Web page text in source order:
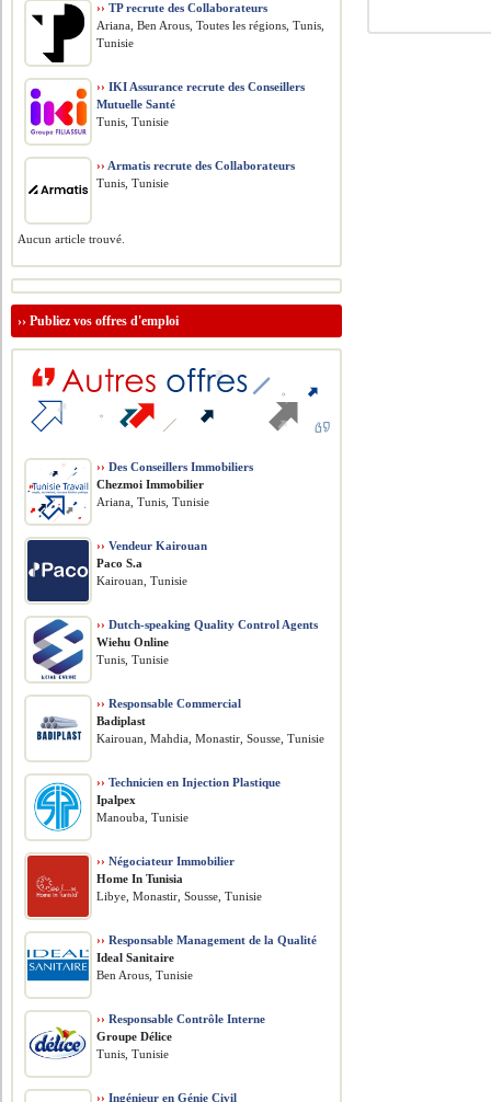
›› TP recrute des Collaborateurs
Ariana, Ben Arous, Toutes les régions, Tunis,
Tunisie
›› IKI Assurance recrute des Conseillers
Mutuelle Santé
Tunis, Tunisie
›› Armatis recrute des Collaborateurs
Tunis, Tunisie
Aucun article trouvé.
››Publiez vos offres d'emploi
›› Des Conseillers Immobiliers
Chezmoi Immobilier
Ariana, Tunis, Tunisie
›› Vendeur Kairouan
Paco S.a
Kairouan, Tunisie
›› Dutch-speaking Quality Control Agents
Wiehu Online
Tunis, Tunisie
›› Responsable Commercial
Badiplast
Kairouan, Mahdia, Monastir, Sousse, Tunisie
›› Technicien en Injection Plastique
Ipalpex
Manouba, Tunisie
›› Négociateur Immobilier
Home In Tunisia
Libye, Monastir, Sousse, Tunisie
›› Responsable Management de la Qualité
Ideal Sanitaire
Ben Arous, Tunisie
›› Responsable Contrôle Interne
Groupe Délice
Tunis, Tunisie
›› Ingénieur en Génie Civil